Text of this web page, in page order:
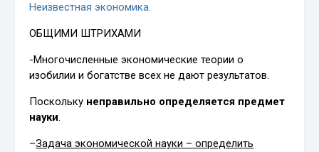
Неизвестная экономика.
ОБЩИМИ ШТРИХАМИ
-Многочисленные экономические теории о
изобилии и богатстве всех не дают результатов.
Поскольку неправильно определяется предмет
науки.
–Задача экономической науки – определить